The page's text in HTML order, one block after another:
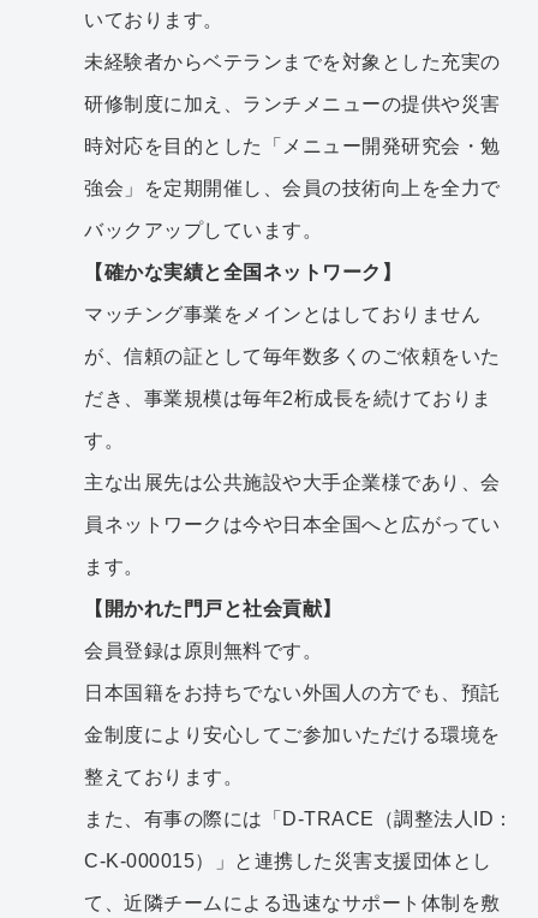
いております。
未経験者からベテランまでを対象とした充実の
研修制度に加え、ランチメニューの提供や災害
時対応を目的とした「メニュー開発研究会・勉
強会」を定期開催し、会員の技術向上を全力で
バックアップしています。
【確かな実績と全国ネットワーク】
マッチング事業をメインとはしておりません
が、信頼の証として毎年数多くのご依頼をいた
だき、事業規模は毎年2桁成長を続けておりま
す。
主な出展先は公共施設や大手企業様であり、会
員ネットワークは今や日本全国へと広がってい
ます。
【開かれた門戸と社会貢献】
会員登録は原則無料です。
日本国籍をお持ちでない外国人の方でも、預託
金制度により安心してご参加いただける環境を
整えております。
また、有事の際には「D-TRACE（調整法人ID：
C-K-000015）」と連携した災害支援団体とし
て、近隣チームによる迅速なサポート体制を敷